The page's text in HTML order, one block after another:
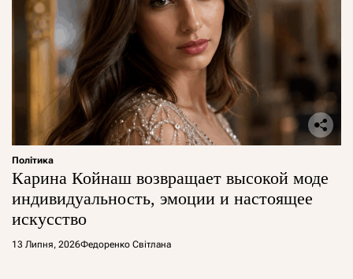
Політика
Карина Койнаш возвращает высокой моде
индивидуальность, эмоции и настоящее
искусство
13 Липня, 2026Федоренко Світлана